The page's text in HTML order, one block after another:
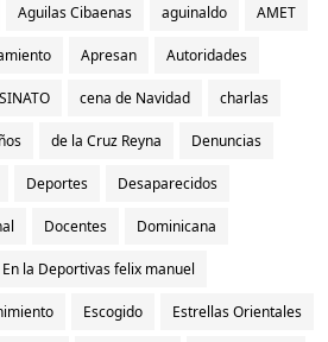
Aguilas Cibaenas aguinaldo AMET
Apresan Autoridades
cena de Navidad charlas
de la Cruz Reyna Denuncias
Deportes Desaparecidos
Docentes Dominicana
En la Deportivas felix manuel
Escogido Estrellas Orientales